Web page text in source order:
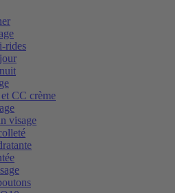
rides
CC crème
visage